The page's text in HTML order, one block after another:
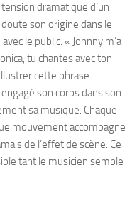
dramatique d’un
son origine dans le
le public. « Johnny m’a
tu chantes avec ton
cette phrase.
son corps dans son
sa musique. Chaque
mouvement accompagne
de l’effet de scène. Ce
tant le musicien semble